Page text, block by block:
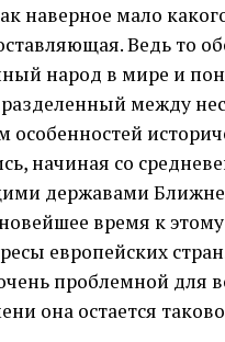
наверное мало
Ведь то
народ в мире и
разделенный между
особенностей
начиная со
державами
время к
европейских
проблемной для
она остается